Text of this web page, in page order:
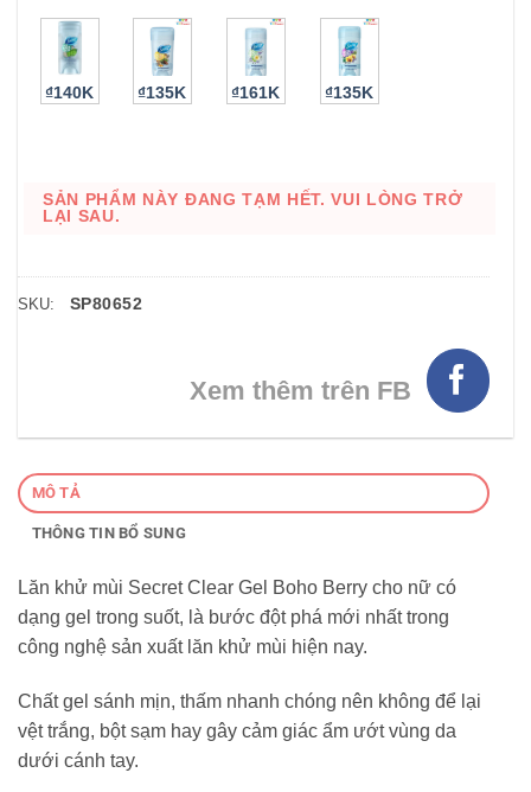
₫140K ₫135K ₫161K ₫135K
SẢN PHẨM NÀY ĐANG TẠM HẾT. VUI LÒNG TRỞ
LẠI SAU.
SKU: SP80652
Xem thêm trên FB
MÔ TẢ
THÔNG TIN BỔ SUNG
Lăn khử mùi Secret Clear Gel Boho Berry cho nữ có
dạng gel trong suốt, là bước đột phá mới nhất trong
công nghệ sản xuất lăn khử mùi hiện nay.
Chất gel sánh mịn, thấm nhanh chóng nên không để lại
vệt trắng, bột sạm hay gây cảm giác ẩm ướt vùng da
dưới cánh tay.